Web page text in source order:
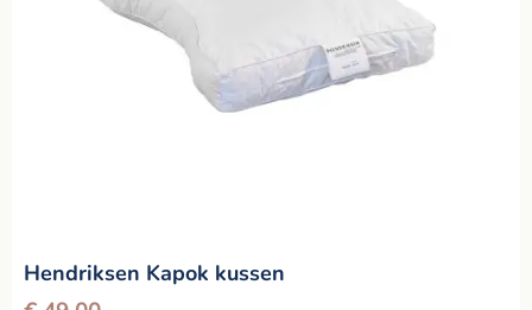
Hendriksen Kapok kussen